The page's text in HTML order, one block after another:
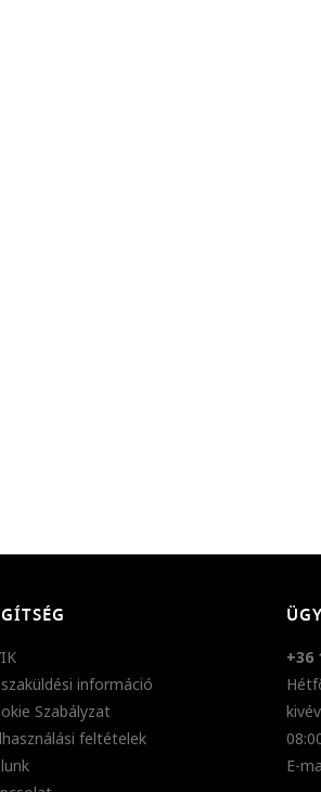
információ
Szabályzat
feltételek
+36
E-